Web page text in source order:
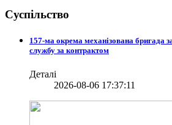
Суспільство
157-ма окрема механізована бригада
службу за контрактом
Деталі
2026-08-06 17:37:11